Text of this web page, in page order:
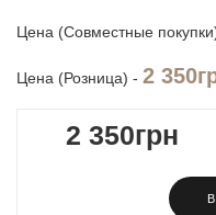
Цена (Совместные
Цена (Розница) - 2
2 350грн